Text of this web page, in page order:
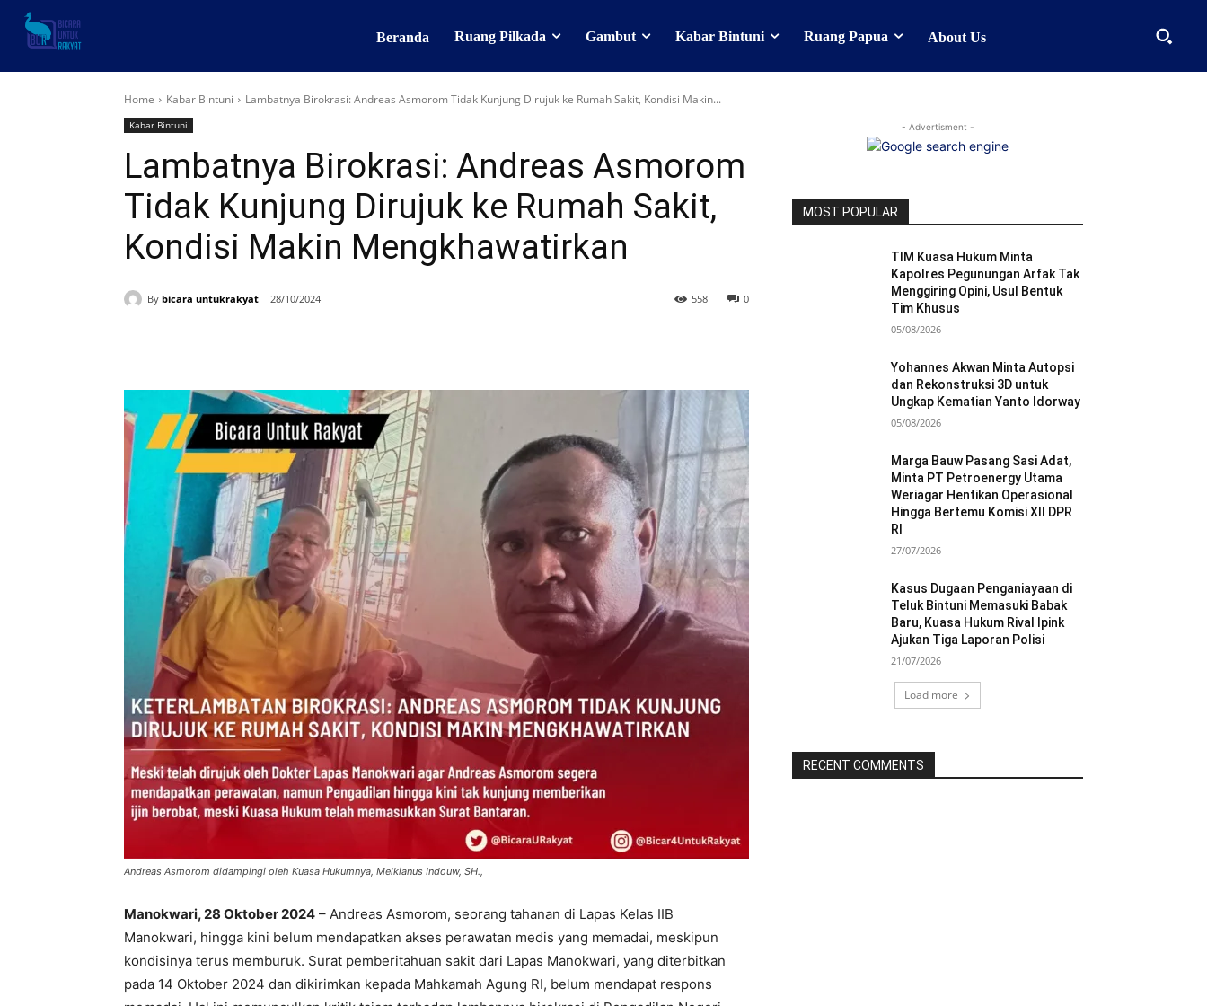
Beranda Ruang Pilkada Gambut Kabar Bintuni Ruang Papua About Us
Home Kabar Bintuni Lambatnya Birokrasi: Andreas Asmorom Tidak Kunjung Dirujuk ke Rumah Sakit, Kondisi Makin...
Kabar Bintuni
Lambatnya Birokrasi: Andreas Asmorom
Tidak Kunjung Dirujuk ke Rumah Sakit,
Kondisi Makin Mengkhawatirkan
By bicara untukrakyat 28/10/2024 0
558
Andreas Asmorom didampingi oleh Kuasa Hukumnya, Melkianus Indouw, SH.,
Manokwari, 28 Oktober 2024 – Andreas Asmorom, seorang tahanan di Lapas Kelas IIB
Manokwari, hingga kini belum mendapatkan akses perawatan medis yang memadai, meskipun
kondisinya terus memburuk. Surat pemberitahuan sakit dari Lapas Manokwari, yang diterbitkan
pada 14 Oktober 2024 dan dikirimkan kepada Mahkamah Agung RI, belum mendapat respons
- Advertisment -
MOST POPULAR
TIM Kuasa Hukum Minta
Kapolres Pegunungan Arfak Tak
Menggiring Opini, Usul Bentuk
Tim Khusus
05/08/2026
Yohannes Akwan Minta Autopsi
dan Rekonstruksi 3D untuk
Ungkap Kematian Yanto Idorway
05/08/2026
Marga Bauw Pasang Sasi Adat,
Minta PT Petroenergy Utama
Weriagar Hentikan Operasional
Hingga Bertemu Komisi XII DPR
RI
27/07/2026
Kasus Dugaan Penganiayaan di
Teluk Bintuni Memasuki Babak
Baru, Kuasa Hukum Rival Ipink
Ajukan Tiga Laporan Polisi
21/07/2026
Load more
RECENT COMMENTS